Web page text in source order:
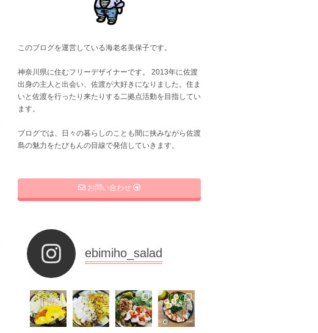
このブログを運営している海老名美保子です。
神奈川県に住むフリーデザイナーです。 2013年に佐渡
出身の主人と出会い、佐渡が大好きになりました。住ま
いと佐渡を行ったり来たりする二拠点活動を目指してい
ます。
ブログでは、日々の暮らしのことも間に挟みながら佐渡
島の魅力をたびもんの目線で発信していきます。
お問い合わせ
ebimiho_salad